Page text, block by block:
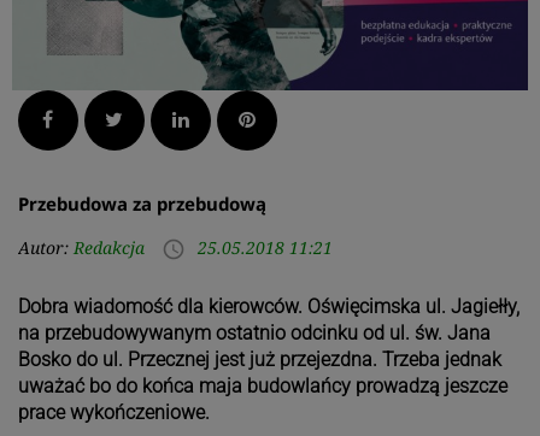
Facebook Twitter LinkedInPinterest
Przebudowa za przebudową
Autor: Redakcja access_time 25.05.2018 11:21
Dobra wiadomość dla kierowców. Oświęcimska ul. Jagiełły,
na przebudowywanym ostatnio odcinku od ul. św. Jana
Bosko do ul. Przecznej jest już przejezdna. Trzeba jednak
uważać bo do końca maja budowlańcy prowadzą jeszcze
prace wykończeniowe.